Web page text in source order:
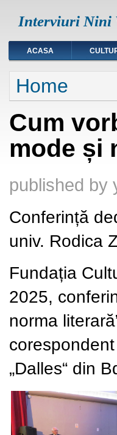
Interviuri Nini
ACASA
You are here
Home
Cum
mode și
published by
Conferință
univ. Rodica
Fundația
2025,
norma
„Dalles“ din